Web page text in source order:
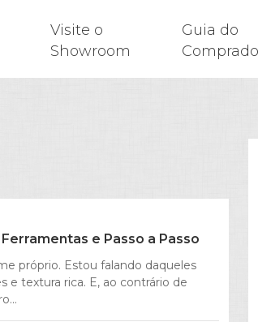
Visite o
Showroom
Guia do
e Passo a Passo
próprio. Estou falando daqueles
e textura rica. E, ao contrário de